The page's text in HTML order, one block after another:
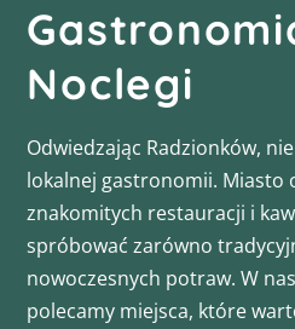
Noclegi
Odwiedzając Radzionków,
lokalnej gastronomii. Miasto
znakomitych restauracji i
spróbować zarówno
nowoczesnych potraw. W
polecamy miejsca, które